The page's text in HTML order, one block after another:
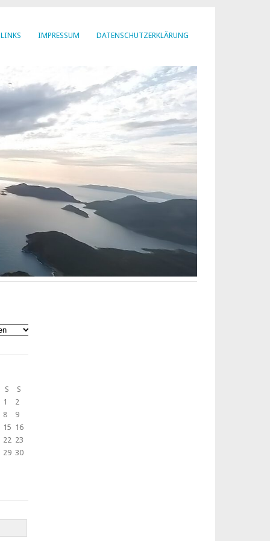
LINKS IMPRESSUM DATENSCHUTZERKLÄRUNG
S
S
1
2
8
9
15 16
22 23
29 30